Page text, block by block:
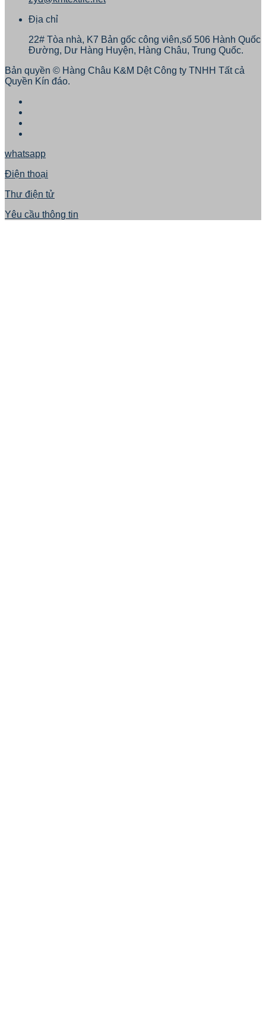
Địa chỉ
22# Tòa nhà, K7 Bản gốc công viên,số 506 Hành Quốc
Đường, Dư Hàng Huyện, Hàng Châu, Trung Quốc.
Bản quyền © Hàng Châu K&M Dệt Công ty TNHH Tất cả
Quyền Kín đáo.
whatsapp
Điện thoại
Thư điện tử
Yêu cầu thông tin